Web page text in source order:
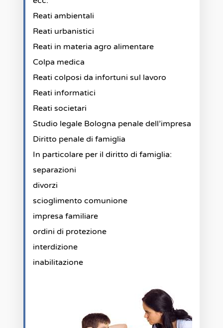
Reati ambientali
Reati urbanistici
Reati in materia agro alimentare
Colpa medica
Reati colposi da infortuni sul lavoro
Reati informatici
Reati societari
Studio legale Bologna penale dell’impresa
Diritto penale di famiglia
In particolare per il diritto di famiglia:
separazioni
divorzi
scioglimento comunione
impresa familiare
ordini di protezione
interdizione
inabilitazione